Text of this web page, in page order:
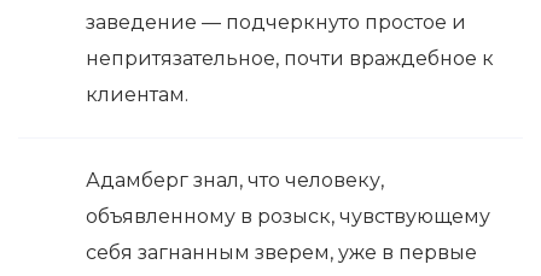
заведение — подчеркнуто простое и
непритязательное, почти враждебное к
клиентам.
Адамберг знал, что человеку,
объявленному в розыск, чувствующему
себя загнанным зверем, уже в первые